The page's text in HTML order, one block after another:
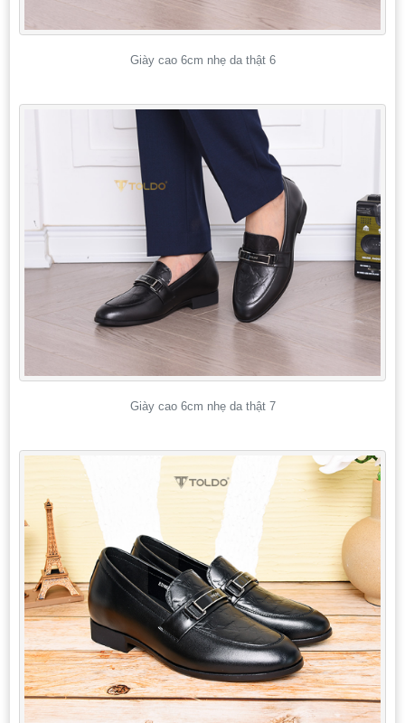
Giày cao 6cm nhẹ da thật 6
Giày cao 6cm nhẹ da thật 7